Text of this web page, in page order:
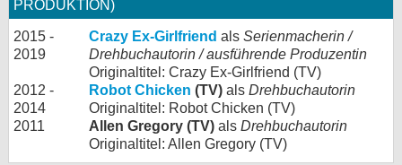
PRODUKTION)
2015 -
2019
Crazy Ex-Girlfriend als Serienmacherin /
Drehbuchautorin / ausführende Produzentin
Originaltitel: Crazy Ex-Girlfriend (TV)
2012 -
2014
Robot Chicken (TV) als Drehbuchautorin
Originaltitel: Robot Chicken (TV)
2011
Allen Gregory (TV) als Drehbuchautorin
Originaltitel: Allen Gregory (TV)